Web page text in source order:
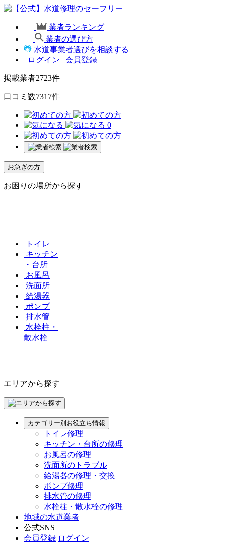
業者ランキング
業者の選び方
水道事業者選びを相談する
ログイン
会員登録
掲載業者2723件
口コミ数7317件
0
お急ぎの方
お困りの場所から探す
トイレ
キッチン
・台所
お風呂
洗面所
給湯器
ポンプ
排水管
水栓柱・
散水栓
エリアから探す
カテゴリー別お役立ち情報
トイレ修理
キッチン・台所の修理
お風呂の修理
洗面所のトラブル
給湯器の修理・交換
ポンプ修理
排水管の修理
水栓柱・散水栓の修理
地域の水道業者
公式SNS
会員登録 ログイン